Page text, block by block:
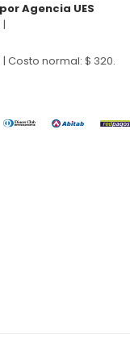
Agencia UES
Costo normal: $ 320.